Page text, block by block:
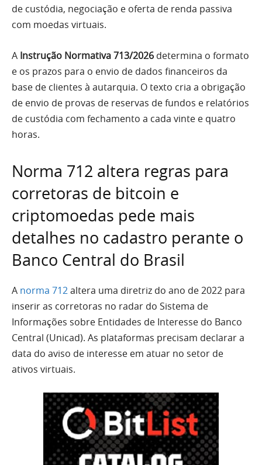
de custódia, negociação e oferta de renda passiva
com moedas virtuais.
A Instrução Normativa 713/2026 determina o formato
e os prazos para o envio de dados financeiros da
base de clientes à autarquia. O texto cria a obrigação
de envio de provas de reservas de fundos e relatórios
de custódia com fechamento a cada vinte e quatro
horas.
Norma 712 altera regras para
corretoras de bitcoin e
criptomoedas pede mais
detalhes no cadastro perante o
Banco Central do Brasil
A norma 712altera uma diretriz do ano de 2022 para
inserir as corretoras no radar do Sistema de
Informações sobre Entidades de Interesse do Banco
Central (Unicad). As plataformas precisam declarar a
data do aviso de interesse em atuar no setor de
ativos virtuais.